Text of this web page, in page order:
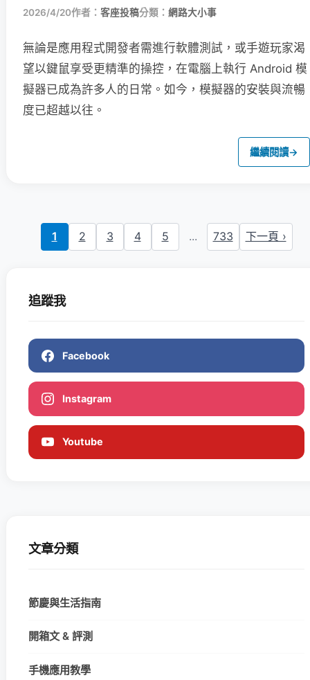
2026/4/20作者： 客座投稿分類： 網路大小事
無論是應用程式開發者需進行軟體測試，或手遊玩家渴
望以鍵鼠享受更精準的操控，在電腦上執行 Android 模
擬器已成為許多人的日常。如今，模擬器的安裝與流暢
度已超越以往。
繼續閱讀→
1 2 3 4 5 ... 733 下一頁 ›
追蹤我
Facebook
Instagram
Youtube
文章分類
節慶與生活指南
開箱文 & 評測
手機應用教學